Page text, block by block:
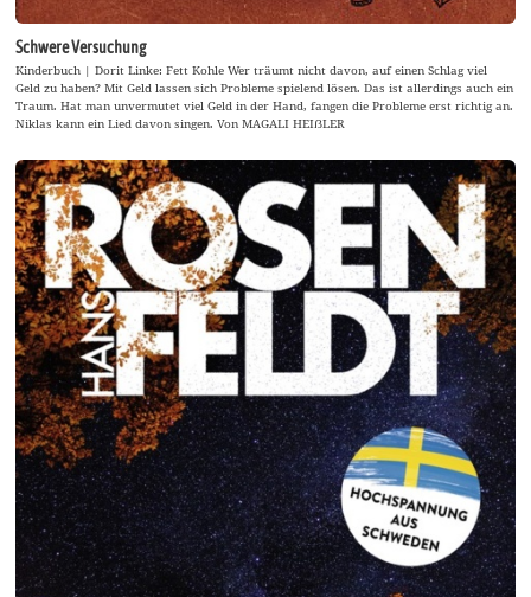
Schwere Versuchung
Kinderbuch | Dorit Linke: Fett Kohle Wer träumt nicht davon, auf einen Schlag viel
Geld zu haben? Mit Geld lassen sich Probleme spielend lösen. Das ist allerdings auch ein
Traum. Hat man unvermutet viel Geld in der Hand, fangen die Probleme erst richtig an.
Niklas kann ein Lied davon singen. Von MAGALI HEIẞLER